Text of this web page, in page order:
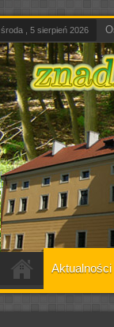
środa , 5 sierpień 2026
Aktualności